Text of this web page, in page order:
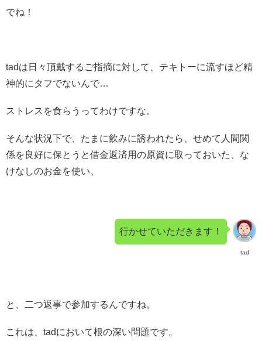
でね！
tadは日々頂戴するご指摘に対して、テキトーに流すほど精
神的にタフでないんで…
ストレスを食らうってわけですな。
そんな状況下で、たまに飲みに誘われたら、せめて人間関
係を良好に保とうと借金返済用の原資に取っておいた、な
けなしのお金を使い、
tad
行かせていただきます！
と、二つ返事で参加するんですね。
これは、tadにおいて根の深い問題です。